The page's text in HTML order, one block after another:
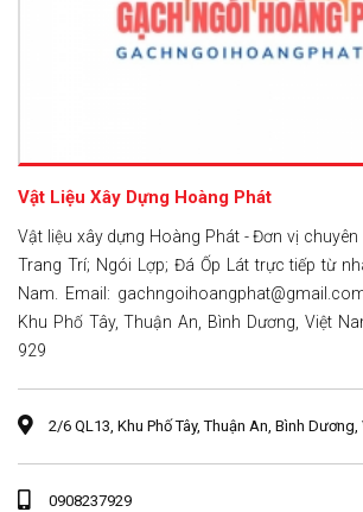
Vật Liệu Xây Dựng Hoàng Phát
Vật liệu xây dựng Hoàng Phát - Đơn vị chuyên
Trang Trí; Ngói Lợp; Đá Ốp Lát trực tiếp từ
Nam. Email:
Khu Phố Tây, Thuận An, Bình Dương, Việt
929
2/6 QL13, Khu Phố Tây, Thuận An, Bình Dương,
0908237929